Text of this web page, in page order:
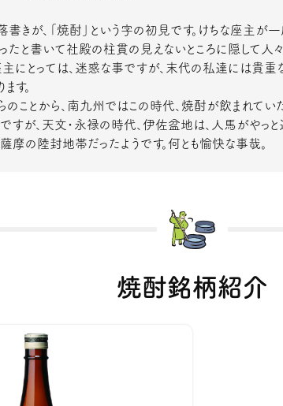
書きが、「焼酎」という字の初見です。けちな座主が
たと書いて社殿の柱貫の見えないところに隠して人
主にとっては、迷惑な事ですが、末代の私達には貴重
す。
のことから、南九州ではこの時代、焼酎が飲まれていた
すが、天文・永禄の時代、伊佐盆地は、人馬がやっ
摩の陸封地帯だったようです。何とも愉快な事哉。
焼酎銘柄紹介